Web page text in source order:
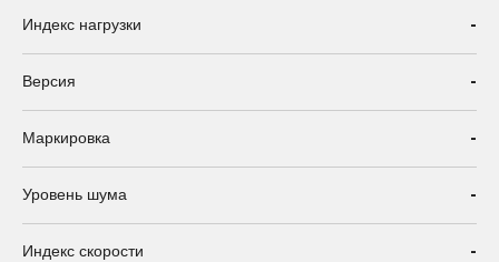
Индекс нагрузки -
Версия -
Маркировка -
Уровень шума -
Индекс скорости -